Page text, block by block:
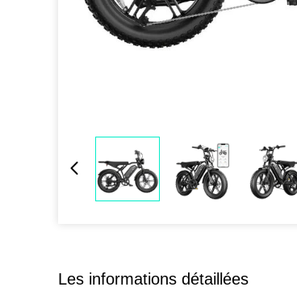
Les informations détaillées